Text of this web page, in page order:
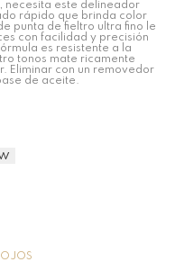
necesita este delineador
rápido que brinda color
punta de fieltro ultra fino le
con facilidad y precisión
es resistente a la
tonos mate ricamente
Eliminar con un removedor
de aceite.
OJOS